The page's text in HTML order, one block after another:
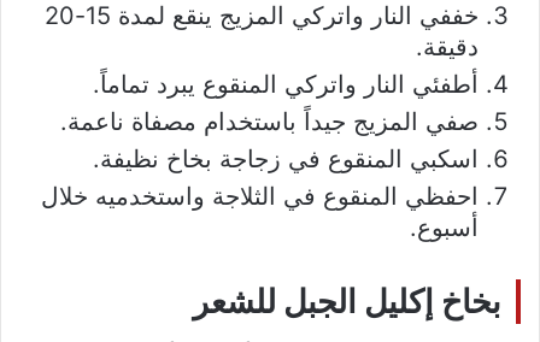
خففي النار واتركي المزيج ينقع لمدة 15-20
دقيقة.
أطفئي النار واتركي المنقوع يبرد تماماً.
صفي المزيج جيداً باستخدام مصفاة ناعمة.
اسكبي المنقوع في زجاجة بخاخ نظيفة.
احفظي المنقوع في الثلاجة واستخدميه خلال
أسبوع.
بخاخ إكليل الجبل للشعر